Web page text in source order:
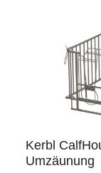
Kerbl
Umzäunung